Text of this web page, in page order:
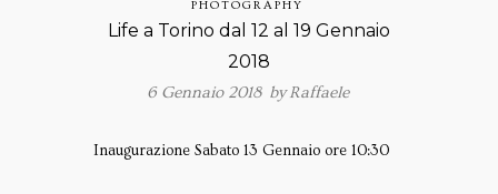
PHOTOGRAPHY
Life a Torino dal 12 al 19 Gennaio
2018
6 Gennaio 2018 byRaffaele
Inaugurazione Sabato 13 Gennaio ore 10:30